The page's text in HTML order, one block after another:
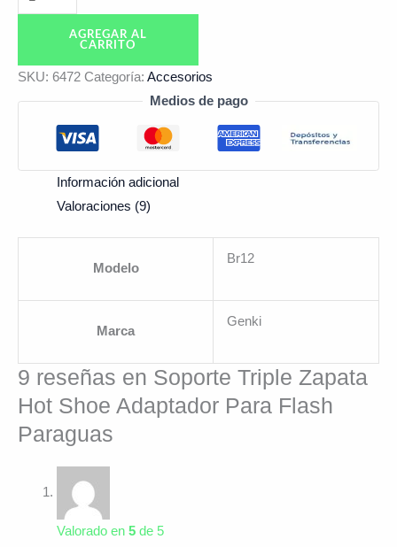
AGREGAR AL
CARRITO
SKU: 6472 Categoría: Accesorios
Medios de pago
Información adicional
Valoraciones (9)
Modelo
Br12
Marca
Genki
9 reseñas en Soporte Triple Zapata
Hot Shoe Adaptador Para Flash
Paraguas
Valorado en 5de 5